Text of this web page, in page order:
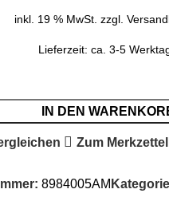
inkl. 19 % MwSt. zzgl.
Lieferzeit: ca. 3-5
IN DEN
Zum
8984005AM